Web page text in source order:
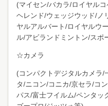
(マイセン/バカラ/ロイヤル
ヘレンド/ウェッジウッド/ノ
ヤルアルバート/ロイヤルウ
ル/アビランドミントン/スポ
☆カメラ
(コンパクトデジタルカメラ
タ/ニコン/コニカ/京セラ/コ
パス/富士フイルム/ペンタッ